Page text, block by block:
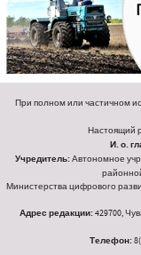
При полном или частичном
Настоящий
И. о.
Учредитель:Автономное
Министерства цифрового
Адрес редакции:429700,
Телефон: